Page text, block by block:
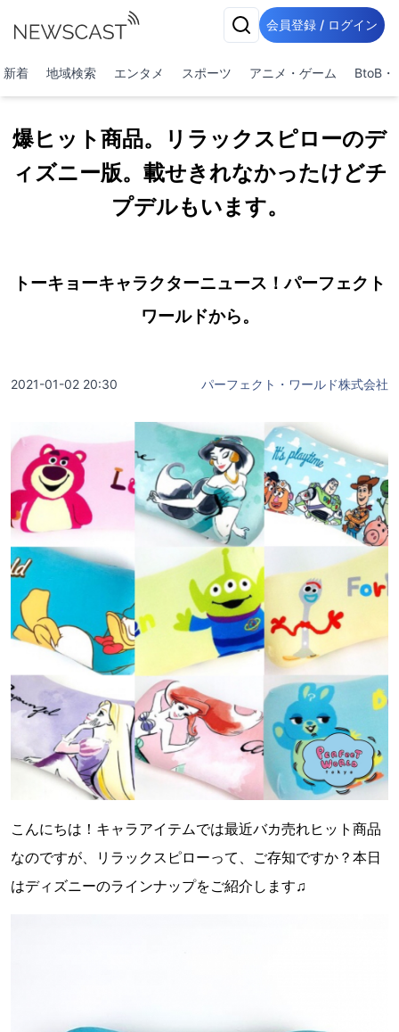
会員登録 / ログイン
新着 地域検索 エンタメ スポーツ アニメ・ゲーム BtoB・
爆ヒット商品。リラックスピローのデ
ィズニー版。載せきれなかったけどチ
プデルもいます。
トーキョーキャラクターニュース！パーフェクト
ワールドから。
2021-01-02 20:30 パーフェクト・ワールド株式会社
こんにちは！キャラアイテムでは最近バカ売れヒット商品
なのですが、リラックスピローって、ご存知ですか？本日
はディズニーのラインナップをご紹介します♫